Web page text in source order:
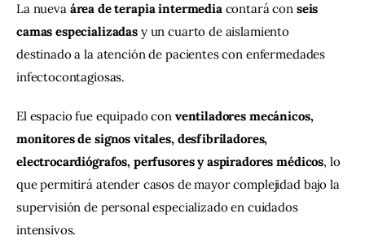
La nueva área de terapia intermedia contará con seis
camas especializadas y un cuarto de aislamiento
destinado a la atención de pacientes con enfermedades
infectocontagiosas.
El espacio fue equipado con ventiladores mecánicos,
monitores de signos vitales, desfibriladores,
electrocardiógrafos, perfusores y aspiradores médicos, lo
que permitirá atender casos de mayor complejidad bajo la
supervisión de personal especializado en cuidados
intensivos.